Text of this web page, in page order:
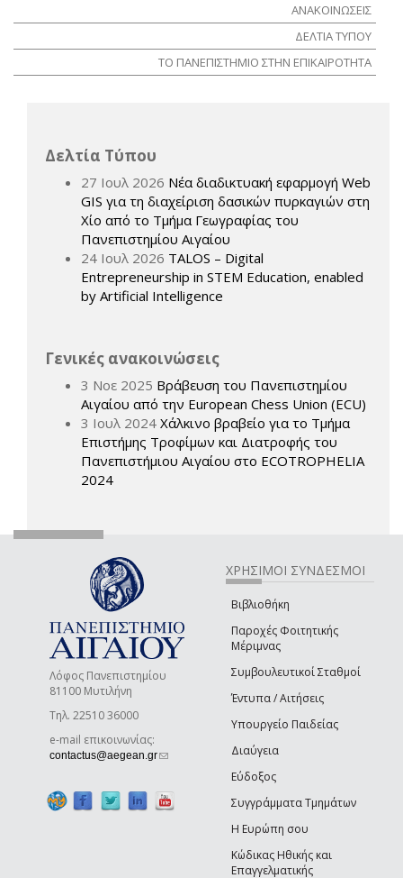
ΑΝΑΚΟΙΝΩΣΕΙΣ
ΔΕΛΤΙΑ ΤΥΠΟΥ
ΤΟ ΠΑΝΕΠΙΣΤΗΜΙΟ ΣΤΗΝ ΕΠΙΚΑΙΡΟΤΗΤΑ
Δελτία Τύπου
27 Ιουλ 2026 Νέα διαδικτυακή εφαρμογή Web
GIS για τη διαχείριση δασικών πυρκαγιών στη
Χίο από το Τμήμα Γεωγραφίας του
Πανεπιστημίου Αιγαίου
24 Ιουλ 2026 TALOS – Digital
Entrepreneurship in STEM Education, enabled
by Artificial Intelligence
Γενικές ανακοινώσεις
3 Νοε 2025 Βράβευση του Πανεπιστημίου
Αιγαίου από την European Chess Union (ECU)
3 Ιουλ 2024 Χάλκινο βραβείο για το Τμήμα
Επιστήμης Τροφίμων και Διατροφής του
Πανεπιστήμιου Αιγαίου στο ECOTROPHELIA
2024
Λόφος Πανεπιστημίου
81100 Μυτιλήνη
Τηλ. 22510 36000
e-mail επικοινωνίας:
contactus@aegean.gr(link sends e-mail)
ΧΡΗΣΙΜΟΙ ΣΥΝΔΕΣΜΟΙ
Βιβλιοθήκη
Παροχές Φοιτητικής
Μέριμνας
Συμβουλευτικοί Σταθμοί
Έντυπα / Αιτήσεις
Υπουργείο Παιδείας
Διαύγεια
Εύδοξος
Συγγράμματα Τμημάτων
Η Ευρώπη σου
Κώδικας Ηθικής και
Επαγγελματικής